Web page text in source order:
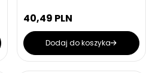
a
r
n
a
C
e
n
a
40,49 PLN
Dodaj do koszyka